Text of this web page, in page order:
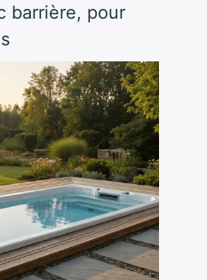
barrière, pour